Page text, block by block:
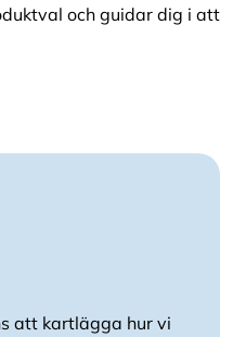
för montering i taket
Nyckelflaggan. Du
leverans.
och guidar dig i att
att kartlägga hur vi